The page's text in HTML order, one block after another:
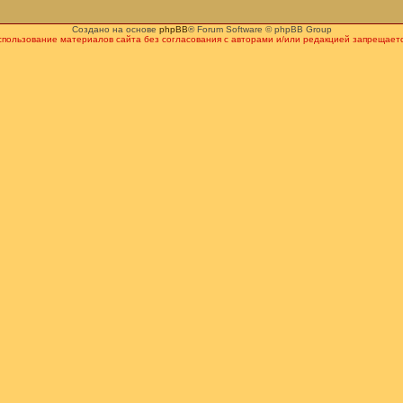
Создано на основе phpBB® Forum Software © phpBB Group
материалов сайта без согласования с авторами и/или редакцией